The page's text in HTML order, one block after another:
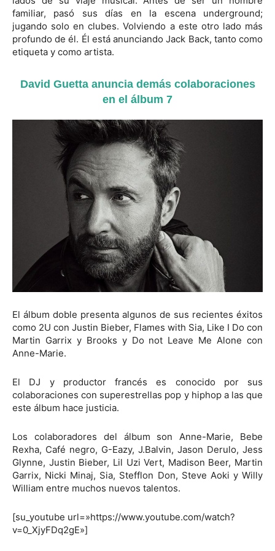
familiar, pasó sus días en la escena underground;
jugando solo en clubes. Volviendo a este otro lado más
profundo de él. Él está anunciando Jack Back, tanto como
etiqueta y como artista.
David Guetta anuncia demás colaboraciones
en el álbum 7
El álbum doble presenta algunos de sus recientes éxitos
como 2U con Justin Bieber, Flames with Sia, Like I Do con
Martin Garrix y Brooks y Do not Leave Me Alone con
Anne-Marie.
El DJ y productor francés es conocido por sus
colaboraciones con superestrellas pop y hiphop a las que
este álbum hace justicia.
Los colaboradores del álbum son Anne-Marie, Bebe
Rexha, Café negro, G-Eazy, J.Balvin, Jason Derulo, Jess
Glynne, Justin Bieber, Lil Uzi Vert, Madison Beer, Martin
Garrix, Nicki Minaj, Sia, Stefflon Don, Steve Aoki y Willy
William entre muchos nuevos talentos.
[su_youtube url=»https://www.youtube.com/watch?
v=0_XjyFDq2gE»]